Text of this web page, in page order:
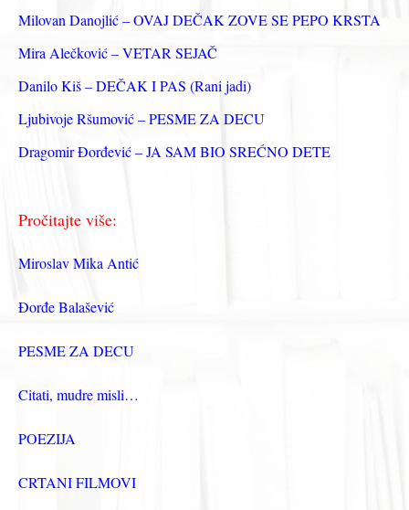
з
а
Milovan Danojlić – OVAJ DEČAK ZOVE SE PEPO KRSTA
Mira Alečković – VETAR SEJAČ
Danilo Kiš – DEČAK I PAS (Rani jadi)
Ljubivoje Ršumović – PESME ZA DECU
Dragomir Đorđević – JA SAM BIO SREĆNO DETE
Pročitajte više:
Miroslav Mika Antić
Đorđe Balašević
PESME ZA DECU
Citati, mudre misli…
POEZIJA
CRTANI FILMOVI